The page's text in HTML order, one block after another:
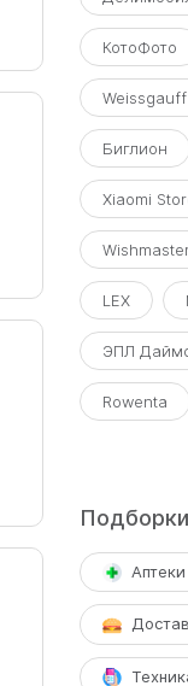
КотоФото
Weissgauff
Биглион
Xiaomi
LEX
ЭПЛ
Rowenta
Аптеки